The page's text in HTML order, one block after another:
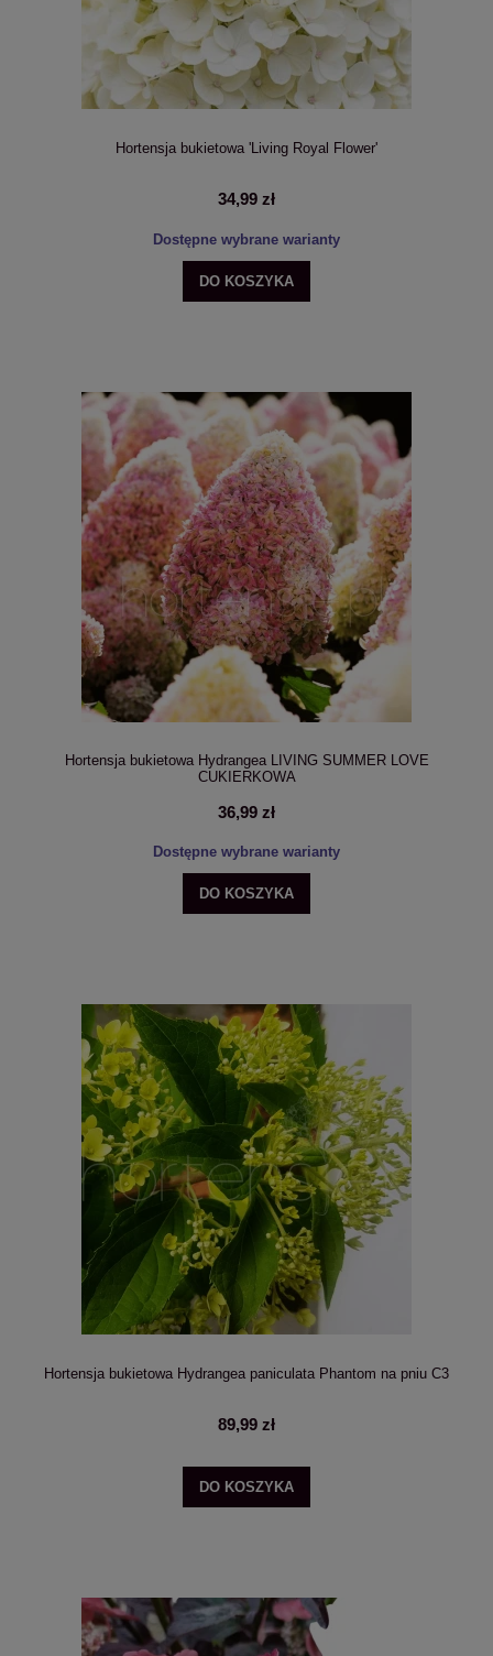
Hortensja bukietowa 'Living Royal Flower'
34,99 zł
Dostępne wybrane warianty
DO KOSZYKA
Hortensja bukietowa Hydrangea LIVING SUMMER LOVE
CUKIERKOWA
36,99 zł
Dostępne wybrane warianty
DO KOSZYKA
Hortensja bukietowa Hydrangea paniculata Phantom na pniu C3
89,99 zł
DO KOSZYKA